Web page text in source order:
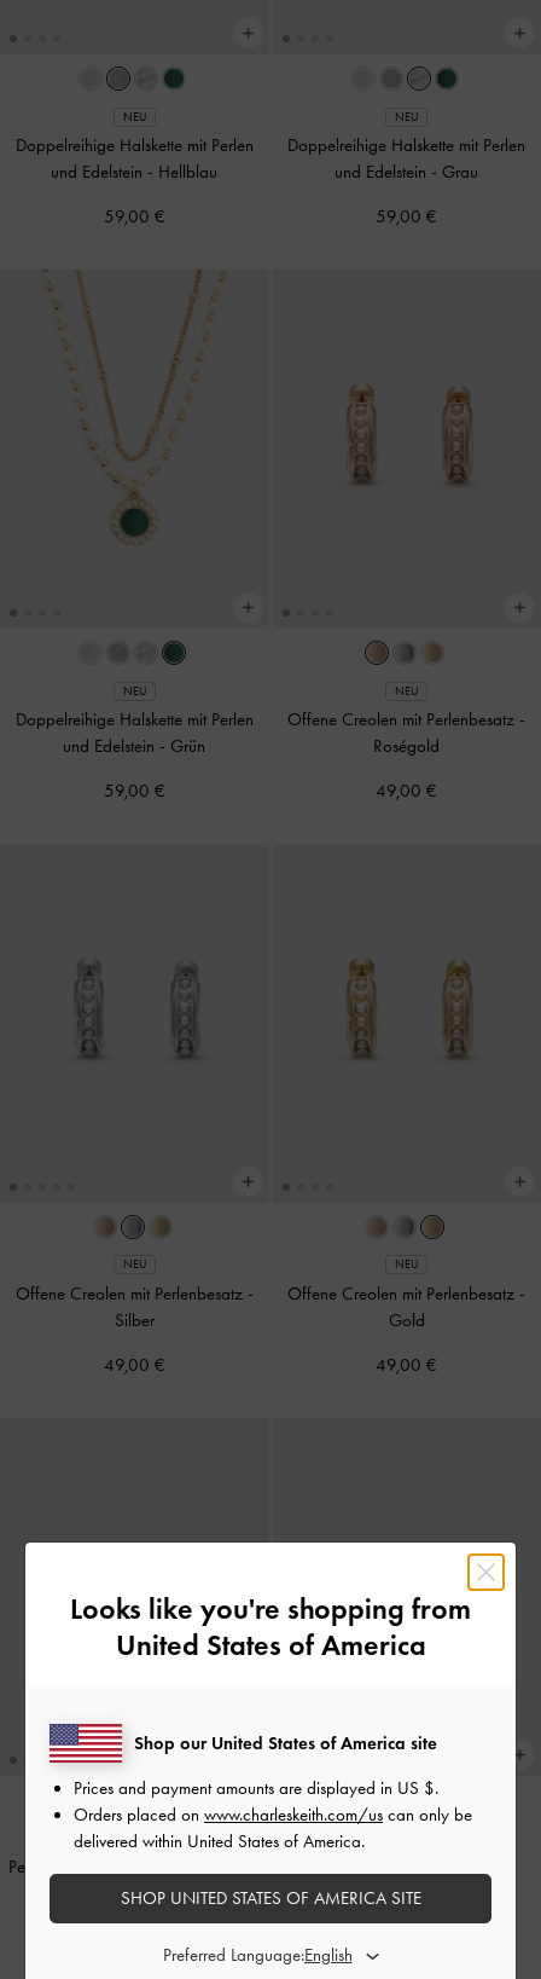
NEU
Doppelreihige Halskette mit Perlen
und Edelstein - Hellblau
59,00 €
NEU
Doppelreihige Halskette mit Perlen
und Edelstein - Grau
59,00 €
NEU
Doppelreihige Halskette mit Perlen
und Edelstein - Grün
59,00 €
NEU
Offene Creolen mit Perlenbesatz -
Roségold
49,00 €
NEU
Offene Creolen mit Perlenbesatz -
Silber
49,00 €
NEU
Offene Creolen mit Perlenbesatz -
Gold
49,00 €
NEU
Pecola Ovale Sonnenbrille
79,00 €
Wineberry Red
Looks like you're shopping from
United States of America
Shop our United States of America site
Prices and payment amounts are displayed in US $.
Orders placed on www.charleskeith.com/us can only be
delivered within United States of America.
SHOP UNITED STATES OF AMERICA SITE
Preferred Language: